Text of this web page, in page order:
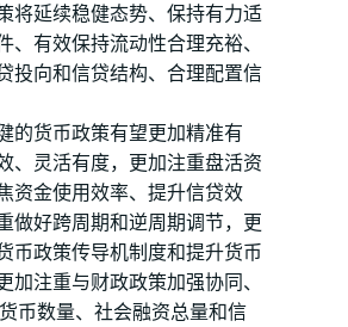
将延续稳健态势、保持有力适
、有效保持流动性合理充裕、
投向和信贷结构、合理配置信
的货币政策有望更加精准有
、灵活有度，更加注重盘活资
资金使用效率、提升信贷效
做好跨周期和逆周期调节，更
币政策传导机制度和提升货币
加注重与财政政策加强协同、
币数量、社会融资总量和信